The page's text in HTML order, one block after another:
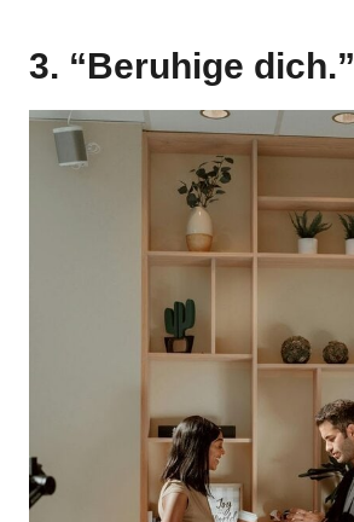
3. “Beruhige dich.”